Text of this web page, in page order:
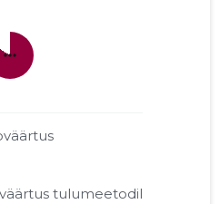
more_horiz
tulumeetodil